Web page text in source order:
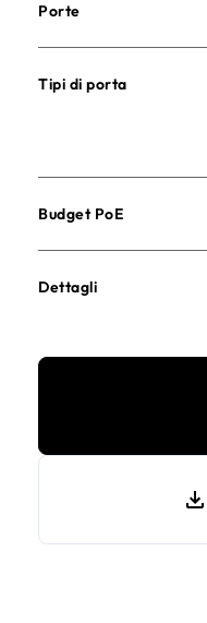
Porte
Tipi di porta
Budget PoE
Dettagli